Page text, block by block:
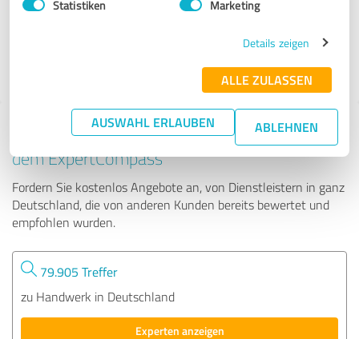
Statistiken Marketing
Details zeigen
ALLE ZULASSEN
AUSWAHL ERLAUBEN ABLEHNEN
Tipp: Die passenden Experten finden - mit
dem ExpertCompass
Fordern Sie kostenlos Angebote an, von Dienstleistern in ganz
Deutschland, die von anderen Kunden bereits bewertet und
empfohlen wurden.
79.905 Treffer
zu Handwerk in Deutschland
Experten anzeigen